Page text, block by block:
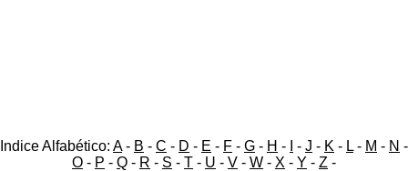
Indice Alfabético: A- B - C - D - E - F - G - H - - J - K - L - M - N -
O - P - Q - R - S - T - U - V - W - X - Y - Z -